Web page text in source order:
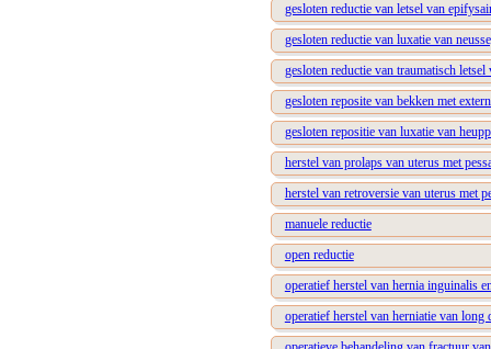
gesloten reductie van letsel van
gesloten reductie van luxatie van
gesloten reductie van traumatisch
gesloten reposite van bekken met
gesloten repositie van luxatie van
herstel van prolaps van uterus met
herstel van retroversie van uterus met
manuele reductie
open reductie
operatief herstel van hernia inguinalis
operatief herstel van herniatie van long